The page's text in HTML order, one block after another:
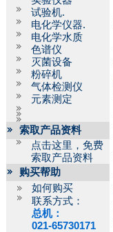
试验机.
电化学仪器.
电化学水质
色谱仪
灭菌设备
粉碎机
气体检测仪
元素测定
索取产品资料
点击这里，免费
索取产品资料
购买帮助
如何购买
联系方式：
总机：
021-65730171